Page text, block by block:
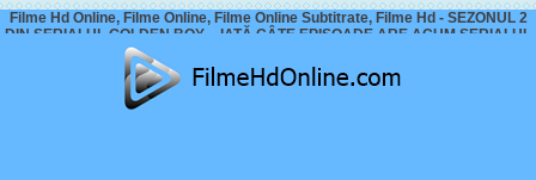
Filme Hd Online, Filme Online, Filme Online Subtitrate, Filme Hd - SEZONUL 2
DIN SERIALUL GOLDEN BOY – IATĂ CÂTE EPISOADE ARE ACUM SERIALUL